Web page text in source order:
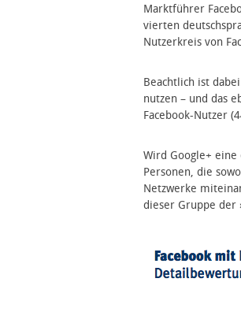
Marktführer
vierten
Nutzerkreis von
Beachtlich ist
nutzen – und das
Facebook-Nutzer
Wird Google+
Personen, die
Netzwerke
dieser Gruppe der